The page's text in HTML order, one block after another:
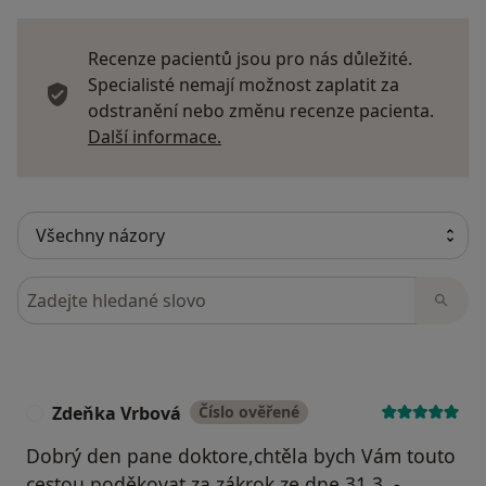
Recenze pacientů jsou pro nás důležité.
Specialisté nemají možnost zaplatit za
odstranění nebo změnu recenze pacienta.
Další informace.
Hledejte v názorech
Zdeňka Vrbová Číslo ověřené
Dobrý den pane doktore,chtěla bych Vám touto